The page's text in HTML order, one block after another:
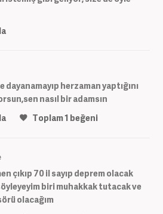
herzaman yaptığını
nasıl bir adamsın
Toplam1 beğeni
çıkıp 70 il sayıp deprem olacak
biri muhakkak tutacak ve
olacağım